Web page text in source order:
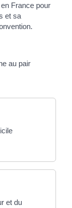
France pour
et sa
au pair
et du